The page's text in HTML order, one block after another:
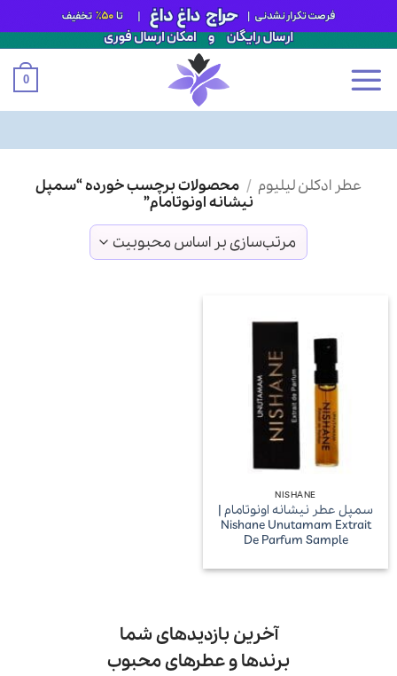
0
عطر ادکلن لیلیوم / محصولات برچسب خورده “سمپل
نیشانه اونوتامام”
NISHANE
سمپل عطر نیشانه اونوتامام |
Nishane Unutamam Extrait
De Parfum Sample
آخرین بازدیدهای شما
برندها و عطرهای محبوب